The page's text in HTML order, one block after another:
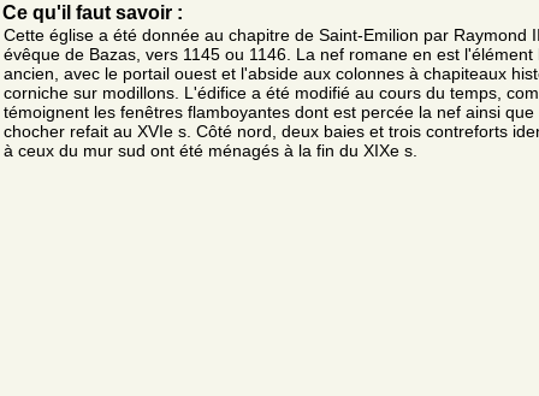
Ce qu'il faut savoir :
Cette église a été donnée au chapitre de Saint-Emilion par Raymond
évêque de Bazas, vers 1145 ou 1146. La nef romane en est l'élément
ancien, avec le portail ouest et l'abside aux colonnes à chapiteaux
corniche sur modillons. L'édifice a été modifié au cours du temps,
témoignent les fenêtres flamboyantes dont est percée la nef ainsi que
chocher refait au XVIe s. Côté nord, deux baies et trois contreforts
à ceux du mur sud ont été ménagés à la fin du XIXe s.